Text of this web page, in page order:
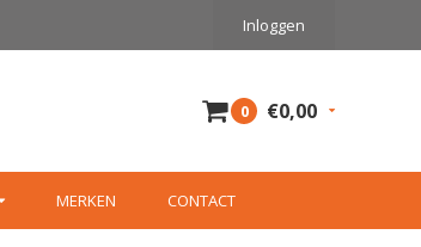
Inloggen
0 €0,00
MERKEN CONTACT